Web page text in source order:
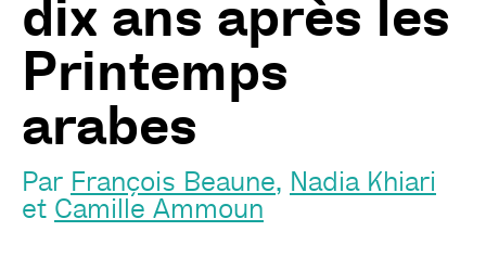
dix ans après les
Printemps
arabes
Par François Beaune, Nadia Khiari
et Camille Ammoun